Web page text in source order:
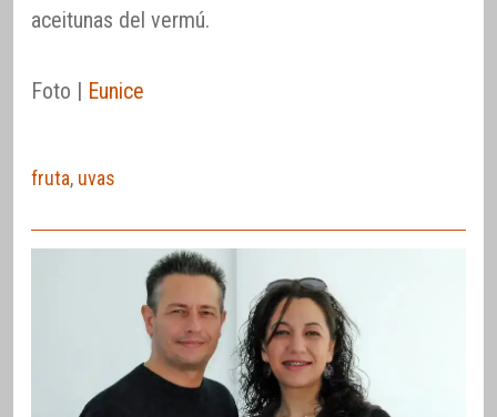
aceitunas del vermú.
Foto | Eunice
fruta, uvas